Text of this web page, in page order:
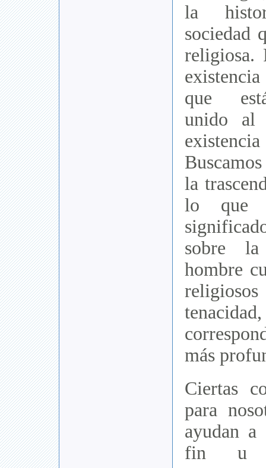
la
sociedad
religiosa.
que
unido
la
lo que
sobre
hombre
más
Ciertas
para
ayudan a
fin u